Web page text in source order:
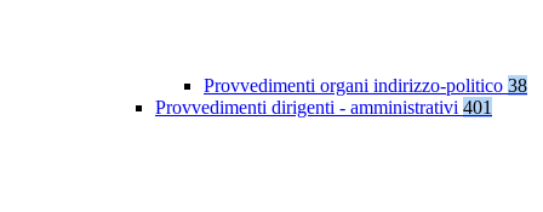
Provvedimenti organi indirizzo-politico 38
Provvedimenti dirigenti - amministrativi 401